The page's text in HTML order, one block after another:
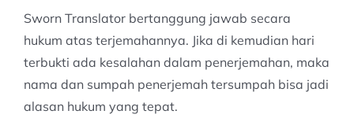
Sworn Translator bertanggung jawab secara
hukum atas terjemahannya. Jika di kemudian hari
terbukti ada kesalahan dalam penerjemahan, maka
nama dan sumpah penerjemah tersumpah bisa jadi
alasan hukum yang tepat.